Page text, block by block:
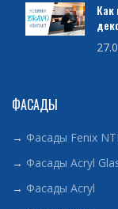
Как
ФАСАДЫ
→ Фасады Fenix
→ Фасады Acryl
→ Фасады Acryl